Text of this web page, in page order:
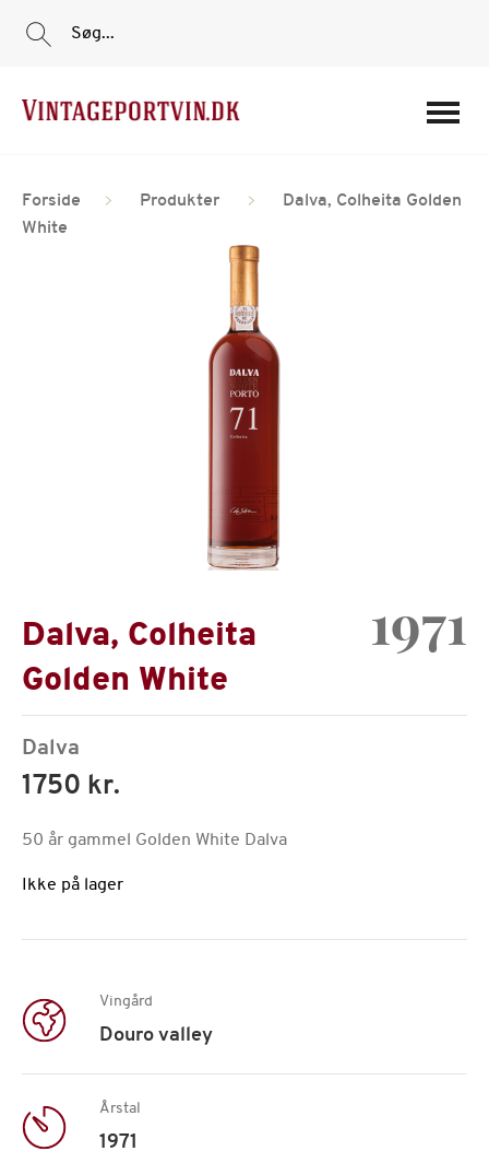
Portvinshuse
Søg...
Forside Produkter
Dalva, Colheita Golden
White
Dalva, Colheita
Golden White
1971
Dalva
1750 kr.
50 år gammel Golden White Dalva
Ikke på lager
Vingård
Douro valley
Årstal
1971